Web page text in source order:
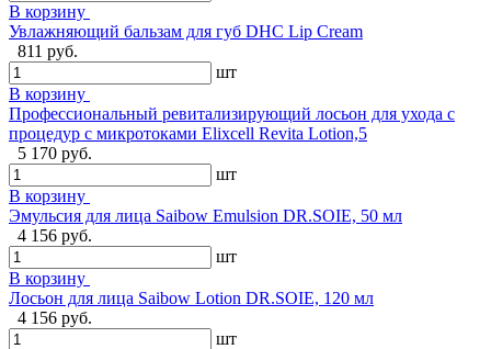
В корзину
Увлажняющий бальзам для губ DHC Lip Cream
811 руб.
шт
В корзину
Профессиональный ревитализирующий лосьон для ухода с
процедур с микротоками Elixcell Revita Lotion,5
5 170 руб.
шт
В корзину
Эмульсия для лица Saibow Emulsion DR.SOIE, 50 мл
4 156 руб.
шт
В корзину
Лосьон для лица Saibow Lotion DR.SOIE, 120 мл
4 156 руб.
шт